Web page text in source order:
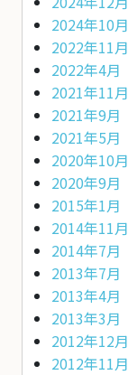
2024年10月
2022年11月
2022年4月
2021年11月
2021年9月
2021年5月
2020年10月
2020年9月
2015年1月
2014年11月
2014年7月
2013年7月
2013年4月
2013年3月
2012年12月
2012年11月